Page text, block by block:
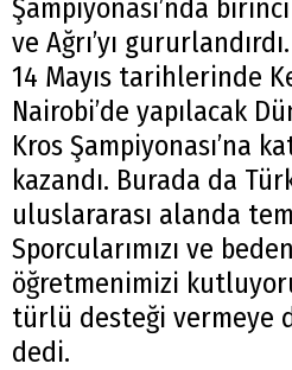
Şampiyonası’nda
ve Ağrı’yı
14 Mayıs tarihlerinde
Nairobi’de yapılacak
Kros Şampiyonası’na
kazandı. Burada da
uluslararası alanda
Sporcularımızı ve
öğretmenimizi
türlü desteği vermeye
dedi.